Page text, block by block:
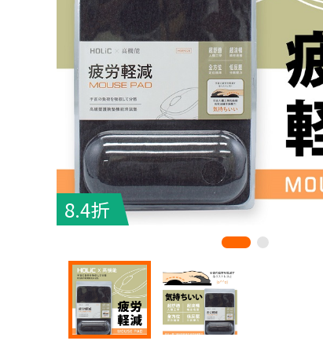
8.4折